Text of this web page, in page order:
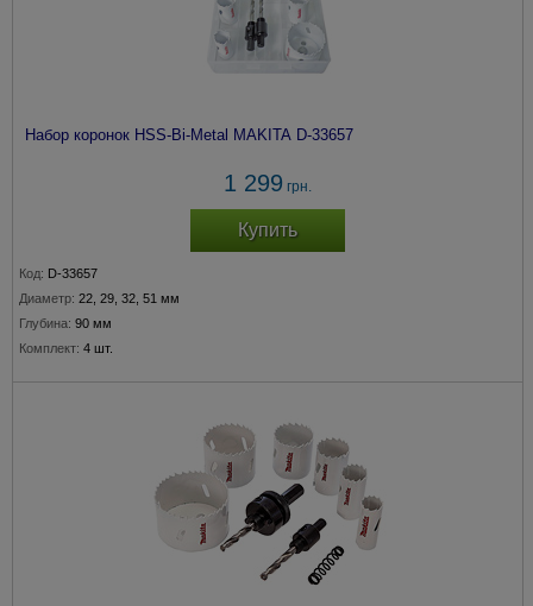
Набор коронок HSS-Bi-Metal MAKITA D-33657
1 299 грн.
Купить
Код: D-33657
Диаметр: 22, 29, 32, 51 мм
Глубина: 90 мм
Комплект: 4 шт.